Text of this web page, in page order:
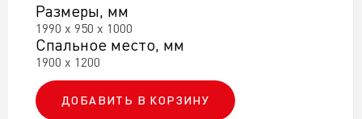
Размеры, мм
1990 х 950 х 1000
Спальное место, мм
1900 х 1200
ДОБАВИТЬ В КОРЗИНУ